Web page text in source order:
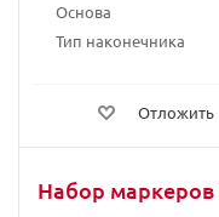
Основа
Тип наконечника
Отложить
Набор маркеров